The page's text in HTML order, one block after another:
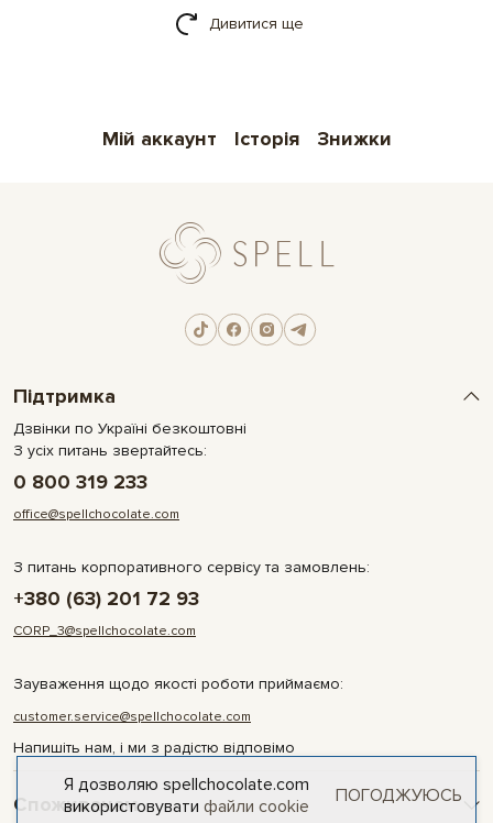
Дивитися ще
Мій аккаунт Історія Знижки
Підтримка
Дзвінки по Україні безкоштовні
З усіх питань звертайтесь:
0 800 319 233
office@spellchocolate.com
З питань корпоративного сервісу та замовлень:
+380 (63) 201 72 93
CORP_3@spellchocolate.com
Зауваження щодо якості роботи приймаємо:
customer.service@spellchocolate.com
Напишіть нам, і ми з радістю відповімо
Споживачам
Я дозволяю spellchocolate.com
використовувати файли cookie ПОГОДЖУЮСЬ